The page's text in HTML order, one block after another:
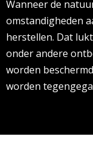
Wanneer de
omstandigheden
herstellen. Dat
onder andere
worden
worden